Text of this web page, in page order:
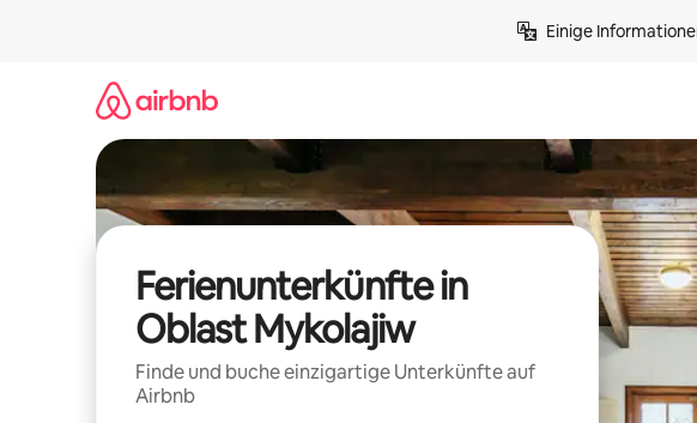
Einige
Ferienunterkünfte in
Oblast Mykolajiw
Finde und buche einzigartige Unterkünfte auf
Airbnb